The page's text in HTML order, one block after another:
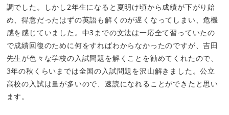
調でした。しかし2年生になると夏明け頃から成績が下がり始
め、得意だったはずの英語も解くのが遅くなってしまい、危機
感を感じていました。中3までの文法は一応全て習っていたの
で成績回復のために何をすればわからなかったのですが、吉田
先生が色々な学校の入試問題を解くことを勧めてくれたので、
3年の秋くらいまでは全国の入試問題を沢山解きました。公立
高校の入試は量が多いので、速読になれることができたと思い
ます。